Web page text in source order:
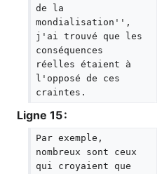
de la
mondialisation'',
j'ai trouvé que les
conséquences
réelles étaient à
l'opposé de ces
craintes.
Ligne 15 :
Par exemple,
nombreux sont ceux
qui croyaient que